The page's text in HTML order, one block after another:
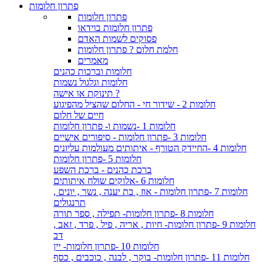
פתרון חלומות
פתרון חלומות
פתרון חלומות בוידאו
פסוקים לשמות האדם
חלמת חלום ? פתרון חלומות
מאמרים
חלומות וברכות כהנים
חלומות וגלגול נשמות
תינוקת או אישה ?
חלומות 2 - שידור חי - החלום שהציל מהפיגוע
חיים של חלום
חלומות 1 -נשמות ו- פתרון חלומות
חלומות 3 -פתרון חלומות - סיפורים אישיים
חלומות 4 -החיידק הטורף - איתותים מעולמות עליונים
חלומות 5 -פתרון חלומות
ברכת כהנים - ברכת השפע
חלומות 6 -אלוקים שולח איתותים
חלומות 7 -פתרון חלומות - אוז , בת יענה , נשר , יונים ,
תרנגולים
חלומות 8 -פתרון חלומות- תפילה , ספר תורה
חלומות 9 -פתרון חלומות- חיות , אריה , פיל , פרד , זאב ,
דב
חלומות 10 -פתרון חלומות- יין
חלומות 11 -פתרון חלומות- בוקר , לבנה , כוכבים , כסף